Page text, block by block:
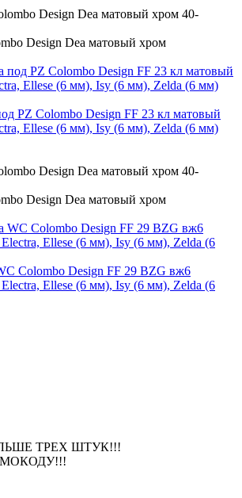
Design Dea матовый хром
PZ Colombo Design FF 23 кл матовый
Ellese (6 мм), Isy (6 мм), Zelda (6 мм)
Design Dea матовый хром
Colombo Design FF 29 BZG вж6
Ellese (6 мм), Isy (6 мм), Zelda (6
ТРЕХ ШТУК!!!